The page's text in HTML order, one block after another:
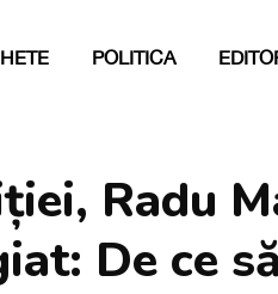
POLITICA
Radu
De ce